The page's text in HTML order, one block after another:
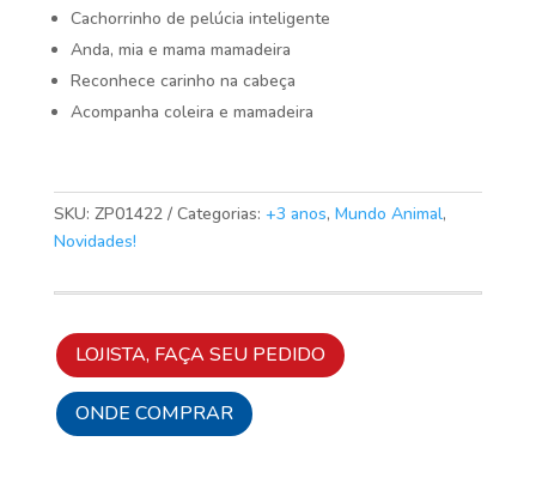
Cachorrinho de pelúcia inteligente
Anda, mia e mama mamadeira
Reconhece carinho na cabeça
Acompanha coleira e mamadeira
SKU: ZP01422 Categorias: +3 anos, Mundo Animal,
Novidades!
LOJISTA, FAÇA SEU PEDIDO
ONDE COMPRAR